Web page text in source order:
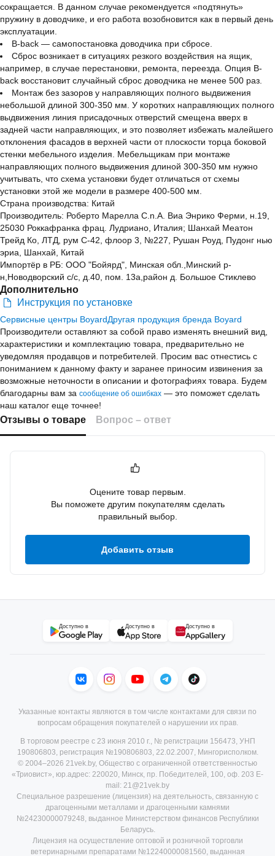
сокращается. В данном случае рекомендуется «подтянуть»
пружину в доводчике, и его работа возобновится как в первый день
эксплуатации.
B-back — самопостановка доводчика при сбросе.
Сброс возникает в ситуациях резкого воздействия на ящик,
например, в случае перестановки, ремонта, переезда. Опция B-
back восстановит случайный сброс доводчика не менее 500 раз.
Монтаж без зазоров у направляющих полного выдвижения
небольшой длиной 300-350 мм. У коротких направляющих полного
выдвижения линия присадочных отверстий смещена вверх в
задней части направляющих, и это позволяет избежать малейшего
отклонения фасадов в верхней части от плоскости торца боковой
стенки мебельного изделия. Мебельщикам при монтаже
направляющих полного выдвижения длиной 300-350 мм нужно
учитывать, что схема установки будет отличаться от схемы
установки этой же модели в размере 400-500 мм.
Страна производства: Китай
Производитель: Роберто Марелла C.n.A. Виа Энрико Ферми, н.19,
25030 Роккафранка фрац. Лудриано, Италия; Шанхай Меатон
Трейд Ко, ЛТД, рум С-42, флоор 3, №227, Рушан Роуд, Пудонг нью
эриа, Шанхай, Китай
Импортёр в РБ: ООО "Бойярд", Минская обл.,Минский р-
н,Новодворский с/с, д.40, пом. 13а,район д. Большое Стиклево
Дополнительно
Инструкция по установке
Сервисные центры BoyardДругая продукция бренда Boyard
Производители оставляют за собой право изменять внешний вид,
характеристики и комплектацию товара, предварительно не
уведомляя продавцов и потребителей. Просим вас отнестись с
пониманием к данному факту и заранее приносим извинения за
возможные неточности в описании и фотографиях товара.
Будем
благодарны вам за сообщение об ошибках — это поможет сделать
наш каталог еще точнее!
Отзывы о товаре Вопрос – ответ
Оцените товар первым.
Вы поможете другим покупателям сделать
правильный выбор.
Добавить отзыв
Доступно в Доступно в Доступно в
Указанные контакты являются в том числе контактами для связи по
вопросам обращения покупателей о нарушении их прав.
В торговом реестре с 23 июня 2010 г., № регистрации 156473, УНП
190806803, регистрация №190806803, 22.02.2007, Мингорисполком.
© 2004–2026 21vek.by, Общество с ограниченной ответственностью
«Триовист», юр.адрес: 220020, Минск, пр. Победителей, 100, оф. 203 E-
mail: 21@21vek.by
Специальное разрешение (лицензия) на деятельность, связанную с
драгоценными металлами и драгоценными камнями
№24230000079248, выданное Министерством финансов Республики
Беларусь.
Лицензия на осуществление оптовой и розничной торговли
ветеринарными препаратами №12240000081560, выданная